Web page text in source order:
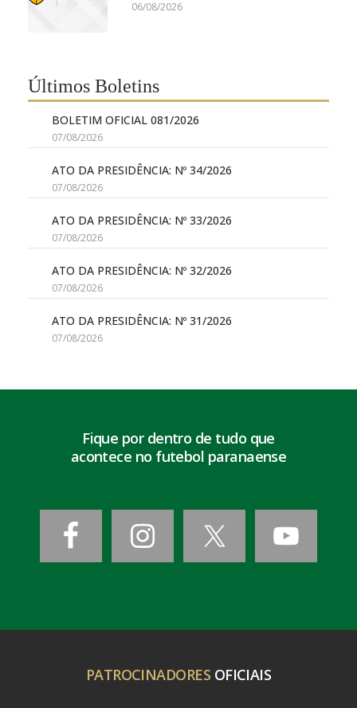
06/08/2026
Últimos Boletins
BOLETIM OFICIAL 081/2026
07/08/2026
ATO DA PRESIDÊNCIA: Nº 34/2026
07/08/2026
ATO DA PRESIDÊNCIA: Nº 33/2026
07/08/2026
ATO DA PRESIDÊNCIA: Nº 32/2026
07/08/2026
ATO DA PRESIDÊNCIA: Nº 31/2026
07/08/2026
Fique por dentro de tudo que
acontece no futebol paranaense
PATROCINADORES OFICIAIS